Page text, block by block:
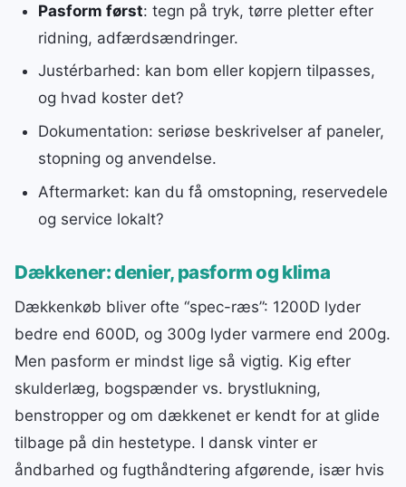
Pasform først: tegn på tryk, tørre pletter efter
ridning, adfærdsændringer.
Justérbarhed: kan bom eller kopjern tilpasses,
og hvad koster det?
Dokumentation: seriøse beskrivelser af paneler,
stopning og anvendelse.
Aftermarket: kan du få omstopning, reservedele
og service lokalt?
Dækkener: denier, pasform og klima
Dækkenkøb bliver ofte “spec-ræs”: 1200D lyder
bedre end 600D, og 300g lyder varmere end 200g.
Men pasform er mindst lige så vigtig. Kig efter
skulderlæg, bogspænder vs. brystlukning,
benstropper og om dækkenet er kendt for at glide
tilbage på din hestetype. I dansk vinter er
åndbarhed og fugthåndtering afgørende, især hvis